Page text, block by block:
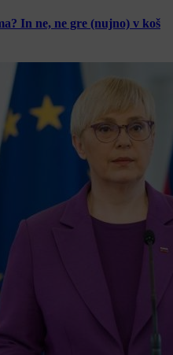
In ne, ne gre (nujno) v koš